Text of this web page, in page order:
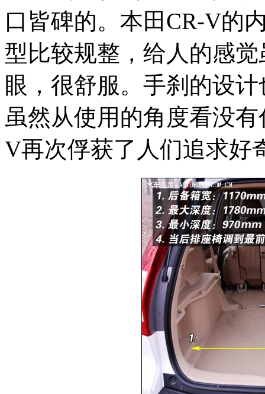
口皆碑的。本田CR-V的
型比较规整，给人的感
眼，很舒服。手刹的设
虽然从使用的角度看没
V再次俘获了人们追求好